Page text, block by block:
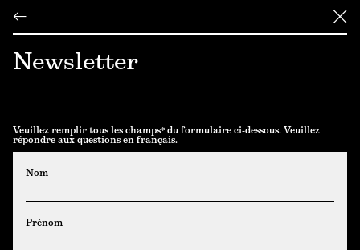
← ╳
Newsletter
Veuillez remplir tous les champs* du formulaire ci-dessous. Veuillez
répondre aux questions en français.
Nom
Prénom